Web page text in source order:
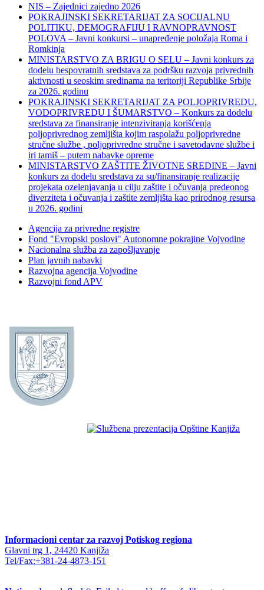
NIS – Zajednici zajedno 2026
POKRAJINSKI SEKRETARIJAT ZA SOCIJALNU
POLITIKU, DEMOGRAFIJU I RAVNOPRAVNOST
POLOVA – Javni konkursi – unapređenje položaja Roma i
Romkinja
MINISTARSTVO ZA BRIGU O SELU – Javni konkurs za
dodelu bespovratnih sredstava za podršku razvoja privrednih
aktivnosti u seoskim sredinama na teritoriji Republike Srbije
za 2026. godinu
POKRAJINSKI SEKRETARIJAT ZA POLJOPRIVREDU,
VODOPRIVREDU I ŠUMARSTVO – Konkurs za dodelu
sredstava za finansiranje intenziviranja korišćenja
poljoprivrednog zemljišta kojim raspolažu poljoprivredne
stručne službe , poljoprivredne stručne i savetodavne službe i
iri tamiš ‒ putem nabavke opreme
MINISTARSTVO ZAŠTITE ŽIVOTNE SREDINE – Javni
konkurs za dodelu sredstava za su/finansiranje realizacije
projekata ozelenjavanja u cilju zaštite i očuvanja predeonog
diverziteta i očuvanja i zaštite zemljišta kao prirodnog resursa
u 2026. godini
Agencija za privredne registre
Fond "Evropski poslovi" Autonomne pokrajine Vojvodine
Nacionalna služba za zapošljavanje
Plan javnih nabavki
Razvojna agencija Vojvodine
Razvojni fond APV
Informacioni centar za razvoj Potiskog regiona
Glavni trg 1, 24420 Kanjiža
Tel/Fax:+381-24-4873-151